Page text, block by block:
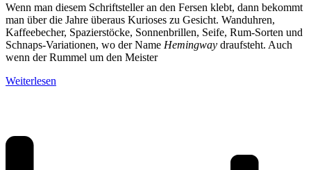
Wenn man diesem Schriftsteller an den Fersen klebt, dann bekommt
man über die Jahre überaus Kurioses zu Gesicht. Wanduhren,
Kaffeebecher, Spazierstöcke, Sonnenbrillen, Seife, Rum-Sorten und
Schnaps-Variationen, wo der Name Hemingway draufsteht. Auch
wenn der Rummel um den Meister
Weiterlesen